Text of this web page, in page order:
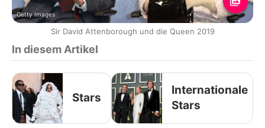
Getty Images
Sir David Attenborough und die Queen 2019
In diesem Artikel
Stars
Internationale
Stars